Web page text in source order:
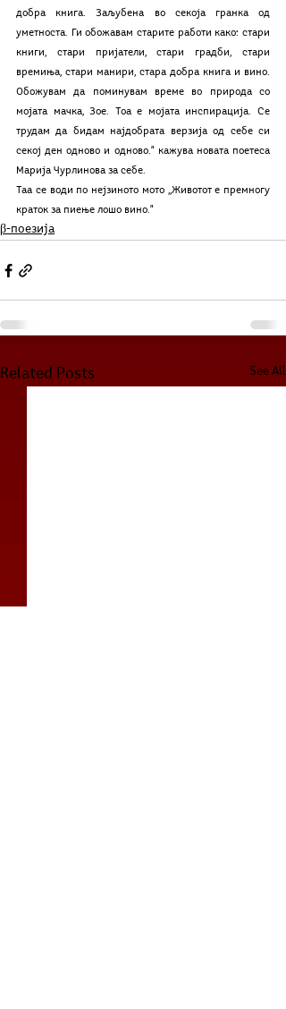
добра книга. Заљубена во секоја гранка од
уметноста. Ги обожавам старите работи како: стари
книги, стари пријатели, стари градби, стари
времиња, стари манири, стара добра книга и вино.
Обожувам да поминувам време во природа со
мојата мачка, Зое. Тоа е мојата инспирација. Се
трудам да бидам најдобрата верзија од себе си
секој ден одново и одново." кажува новата поетеса
Марија Чурлинова за себе.
Таа се води по нејзиното мото ,,Животот е премногу
краток за пиење лошо вино."
β-поезија
Related Posts See All